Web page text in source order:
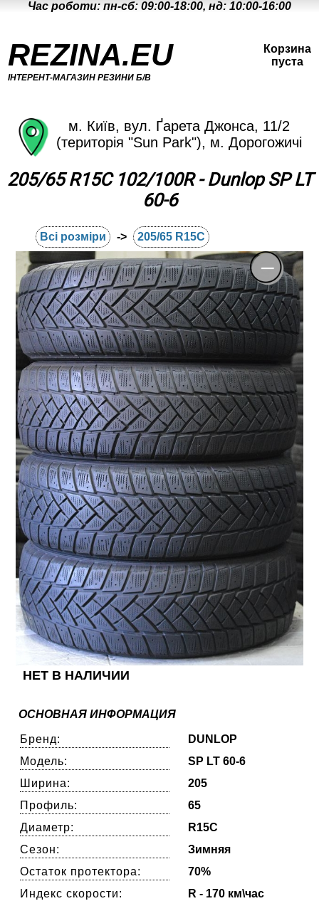
Час роботи: пн-сб: 09:00-18:00, нд: 10:00-16:00
REZINA.EU
ІНТЕРЕНТ-МАГАЗИН РЕЗИНИ Б/В
м. Київ, вул. Ґарета Джонса, 11/2
(територія "Sun Park"), м. Дорогожичі
Корзина
пуста
205/65 R15C 102/100R - Dunlop SP LT
60-6
Всі розміри -> 205/65 R15C
НЕТ В НАЛИЧИИ
ОСНОВНАЯ ИНФОРМАЦИЯ
Бренд:
DUNLOP
Модель:
SP LT 60-6
Ширина:
205
Профиль:
65
Диаметр:
R15C
Сезон:
Зимняя
Остаток протектора:
70%
Индекс скорости:
R - 170 км\час